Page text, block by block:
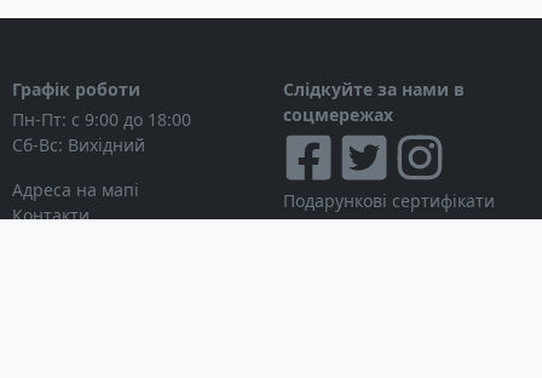
Графік роботи
Пн-Пт: с 9:00 до 18:00
Сб-Вс: Вихідний
Адреса на мапі
Контакти
Слідкуйте за нами в
соцмережах
Подарункові сертифікати
Дисконтні картки